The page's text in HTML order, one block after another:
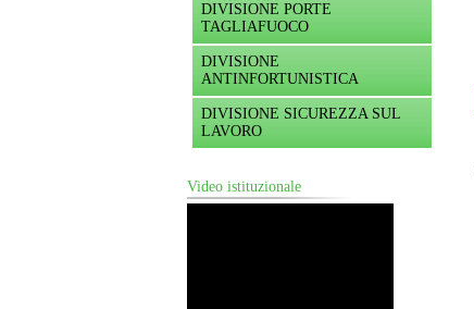
DIVISIONE PORTE
TAGLIAFUOCO
DIVISIONE
ANTINFORTUNISTICA
DIVISIONE SICUREZZA SUL
LAVORO
Video istituzionale